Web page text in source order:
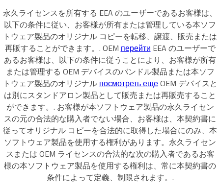
永久ライセンスを所有する EEA のユーザーであるお客様は、
以下の条件に従い、お客様が所有または管理している本ソフ
トウェア製品のオリジナル コピーを転移、譲渡、販売または
再販することができます。. OEM перейти EEA のユーザーで
あるお客様は、以下の条件に従うことにより、お客様が所有
または管理する OEM デバイスのバンドル製品または本ソフ
トウェア製品のオリジナル посмотреть ещеOEM デバイスと
は別にスタンドアロン製品として販売または再販売すること
ができます。. お客様が本ソフトウェア製品の永久ライセン
スの元の合法的な購入者でない場合、お客様は、本契約書に
従ってオリジナル コピーを合法的に取得した場合にのみ、本
ソフトウェア製品を使用する権利があります。永久ライセン
スまたは OEM ライセンスの合法的な次の購入者であるお客
様の本ソフトウェア製品を使用する権利は、常に本契約書の
条件によって定義、制限されます。.